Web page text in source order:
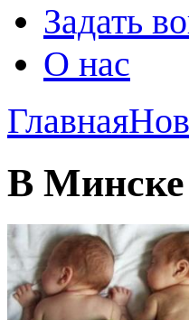
Задать
О нас
Главная
В Минске